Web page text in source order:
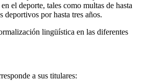
el deporte, tales como multas de hasta
por hasta tres años.
lingüística en las diferentes
a sus titulares: